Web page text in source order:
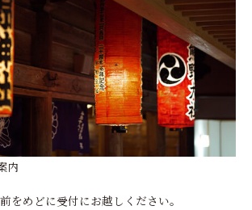
内
をめどに受付にお越しください。